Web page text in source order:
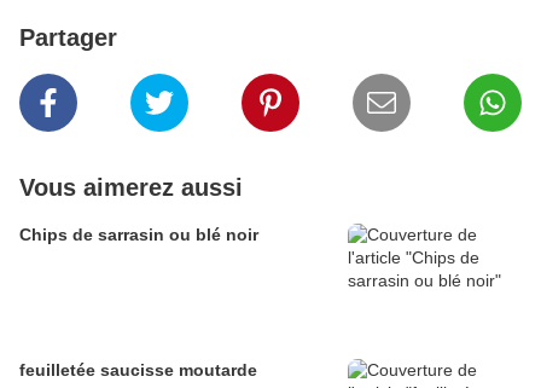
Partager
Vous aimerez aussi
Chips de sarrasin ou blé noir
feuilletée saucisse moutarde